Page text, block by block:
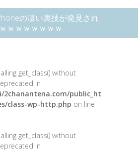
の凄い裏技が発見され
ｗｗｗｗｗｗｗ
get_class() without
in
public_ht
class-wp-http.php on line
get_class() without
in